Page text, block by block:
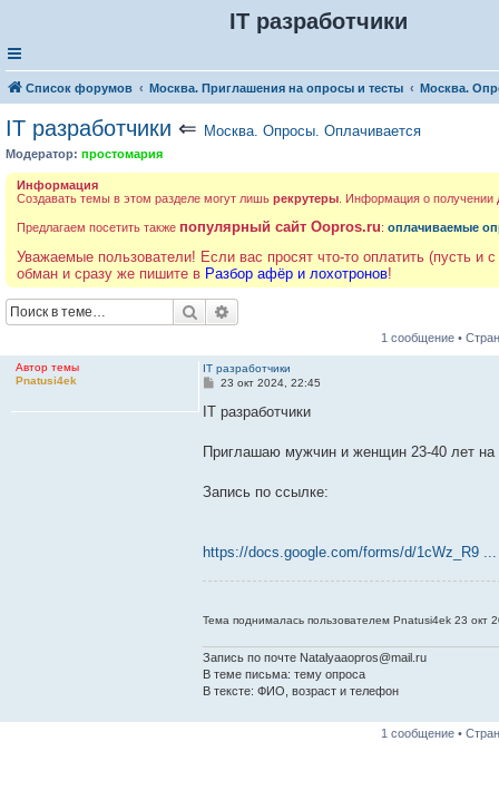
IT разработчики
Список форумов Москва. Приглашения на опросы и тесты Москва.
IT разработчики ⇐ Москва. Опросы. Оплачивается
Модератор: простомария
Информация
Создавать темы в этом разделе могут лишь рекрутеры . Информация о получении
Предлагаем посетить также популярный сайт Oopros.ru: оплачиваемые
Уважаемые пользователи! Если вас просят что-то оплатить (пусть и
обман и сразу же пишите в Разбор афёр и лохотронов!
Поиск
1 сообщение •
Автор темы
Pnatusi4ek
IT разработчики
С
о
б
е
е
23 окт 2024, 22:45
IT разработчики
Приглашаю мужчин и женщин 23-40 лет на
Запись по ссылке:
https://docs.google.com/forms/d/1cWz_R9
Тема поднималась пользователем Pnatusi4ek 23 окт
Запись по почте Natalyaaopros@mail.ru
В теме письма: тему опроса
В тексте: ФИО, возраст и телефон
1 сообщение •